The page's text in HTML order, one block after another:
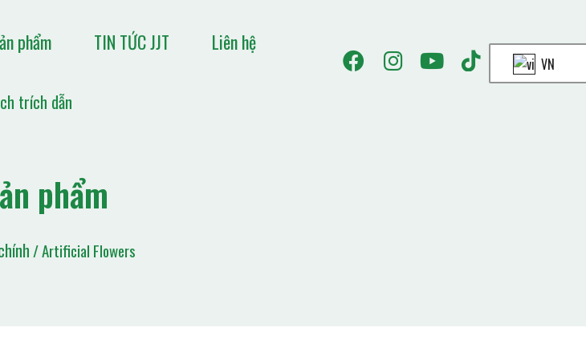
phẩm TIN TỨC JJT Liên hệ
trích dẫn
VN
phẩm
/ Artificial Flowers